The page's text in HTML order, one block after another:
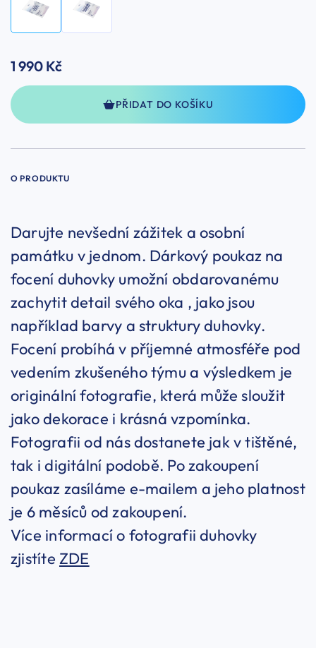
1 990 Kč
PŘIDAT DO KOŠÍKU
O PRODUKTU
Darujte nevšední zážitek a osobní
památku v jednom. Dárkový poukaz na
focení duhovky umožní obdarovanému
zachytit detail svého oka , jako jsou
například barvy a struktury duhovky.
Focení probíhá v příjemné atmosféře pod
vedením zkušeného týmu a výsledkem je
originální fotografie, která může sloužit
jako dekorace i krásná vzpomínka.
Fotografii od nás dostanete jak v tištěné,
tak i digitální podobě. Po zakoupení
poukaz zasíláme e-mailem a jeho platnost
je 6 měsíců od zakoupení.
Více informací o fotografii duhovky
zjistíte ZDE